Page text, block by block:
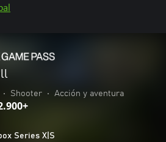
• Shooter • Acción y aventura
Series X|S